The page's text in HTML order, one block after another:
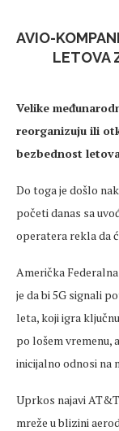
AVIO-
LETOVA
Velike
reorganizuju ili
bezbednost
Do toga je došlo
početi danas sa
operatera rekla da
Američka
je da bi 5G signali
leta, koji igra
po lošem vremenu,
inicijalno odnosi na
Uprkos najavi
mreže u blizini